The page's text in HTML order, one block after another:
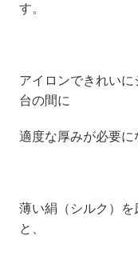
す。
アイロンできれい
台の間に
適度な厚みが必要に
薄い絹（シルク）
と、